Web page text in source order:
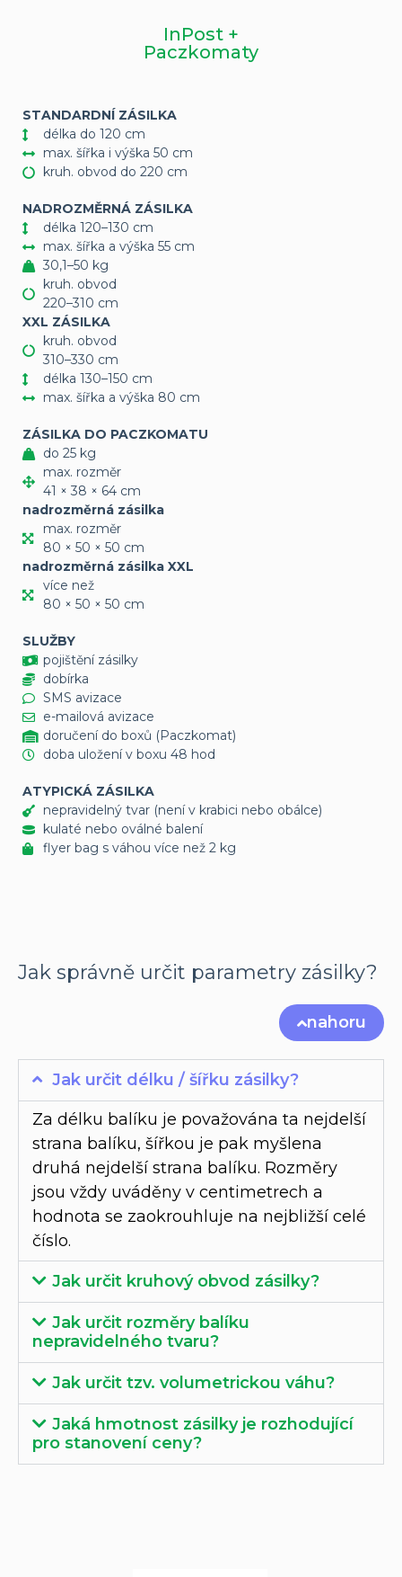
InPost +
Paczkomaty
STANDARDNÍ ZÁSILKA
délka do 120 cm
max. šířka i výška 50 cm
kruh. obvod do 220 cm
NADROZMĚRNÁ ZÁSILKA
délka 120–130 cm
max. šířka a výška 55 cm
30,1–50 kg
kruh. obvod
220–310 cm
XXL ZÁSILKA
kruh. obvod
310–330 cm
délka 130–150 cm
max. šířka a výška 80 cm
ZÁSILKA DO PACZKOMATU
do 25 kg
max. rozměr
41 × 38 × 64 cm
nadrozměrná zásilka
max. rozměr
80 × 50 × 50 cm
nadrozměrná zásilka XXL
více než
80 × 50 × 50 cm
SLUŽBY
pojištění zásilky
dobírka
SMS avizace
e-mailová avizace
doručení do boxů (Paczkomat)
doba uložení v boxu 48 hod
ATYPICKÁ ZÁSILKA
nepravidelný tvar (není v krabici nebo obálce)
kulaté nebo oválné balení
flyer bag s váhou více než 2 kg
Jak správně určit parametry zásilky?
nahoru
Jak určit délku / šířku zásilky?
Za délku balíku je považována ta nejdelší
strana balíku, šířkou je pak myšlena
druhá nejdelší strana balíku. Rozměry
jsou vždy uváděny v centimetrech a
hodnota se zaokrouhluje na nejbližší celé
číslo.
Jak určit kruhový obvod zásilky?
Jak určit rozměry balíku
nepravidelného tvaru?
Jak určit tzv. volumetrickou váhu?
Jaká hmotnost zásilky je rozhodující
pro stanovení ceny?